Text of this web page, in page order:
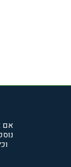
אם